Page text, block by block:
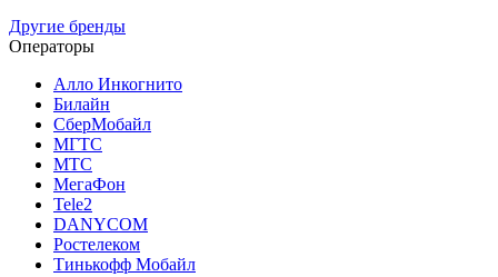
Другие бренды
Операторы
Алло Инкогнито
Билайн
СберМобайл
МГТС
МТС
МегаФон
Tele2
DANYCOM
Ростелеком
Тинькофф Мобайл